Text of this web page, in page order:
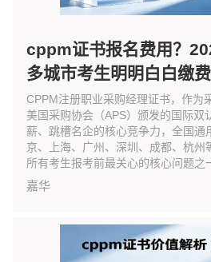
cppm证书报名费用？
多城市考生明明白白缴费
CPPM注册职业采购经理证书，作为
美国采购协会（APS）颁发的国际双
薪、跳槽名企的核心竞争力，全国通
京、上海、广州、深圳、成都、杭州
所有考生报考前最关心的核心问题之
嘉华